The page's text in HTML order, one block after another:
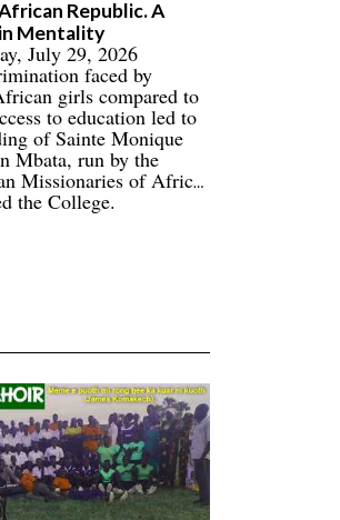
Republic. A
Mentality
July 29, 2026
faced by
girls compared to
to education led to
of Sainte Monique
Mbata, run by the
Missionaries of Africa.
the College.